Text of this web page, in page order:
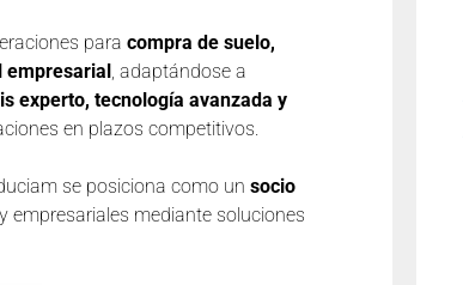
para compra de suelo,
empresarial, adaptándose a
experto, tecnología avanzada y
en plazos competitivos.
se posiciona como un socio
empresariales mediante soluciones